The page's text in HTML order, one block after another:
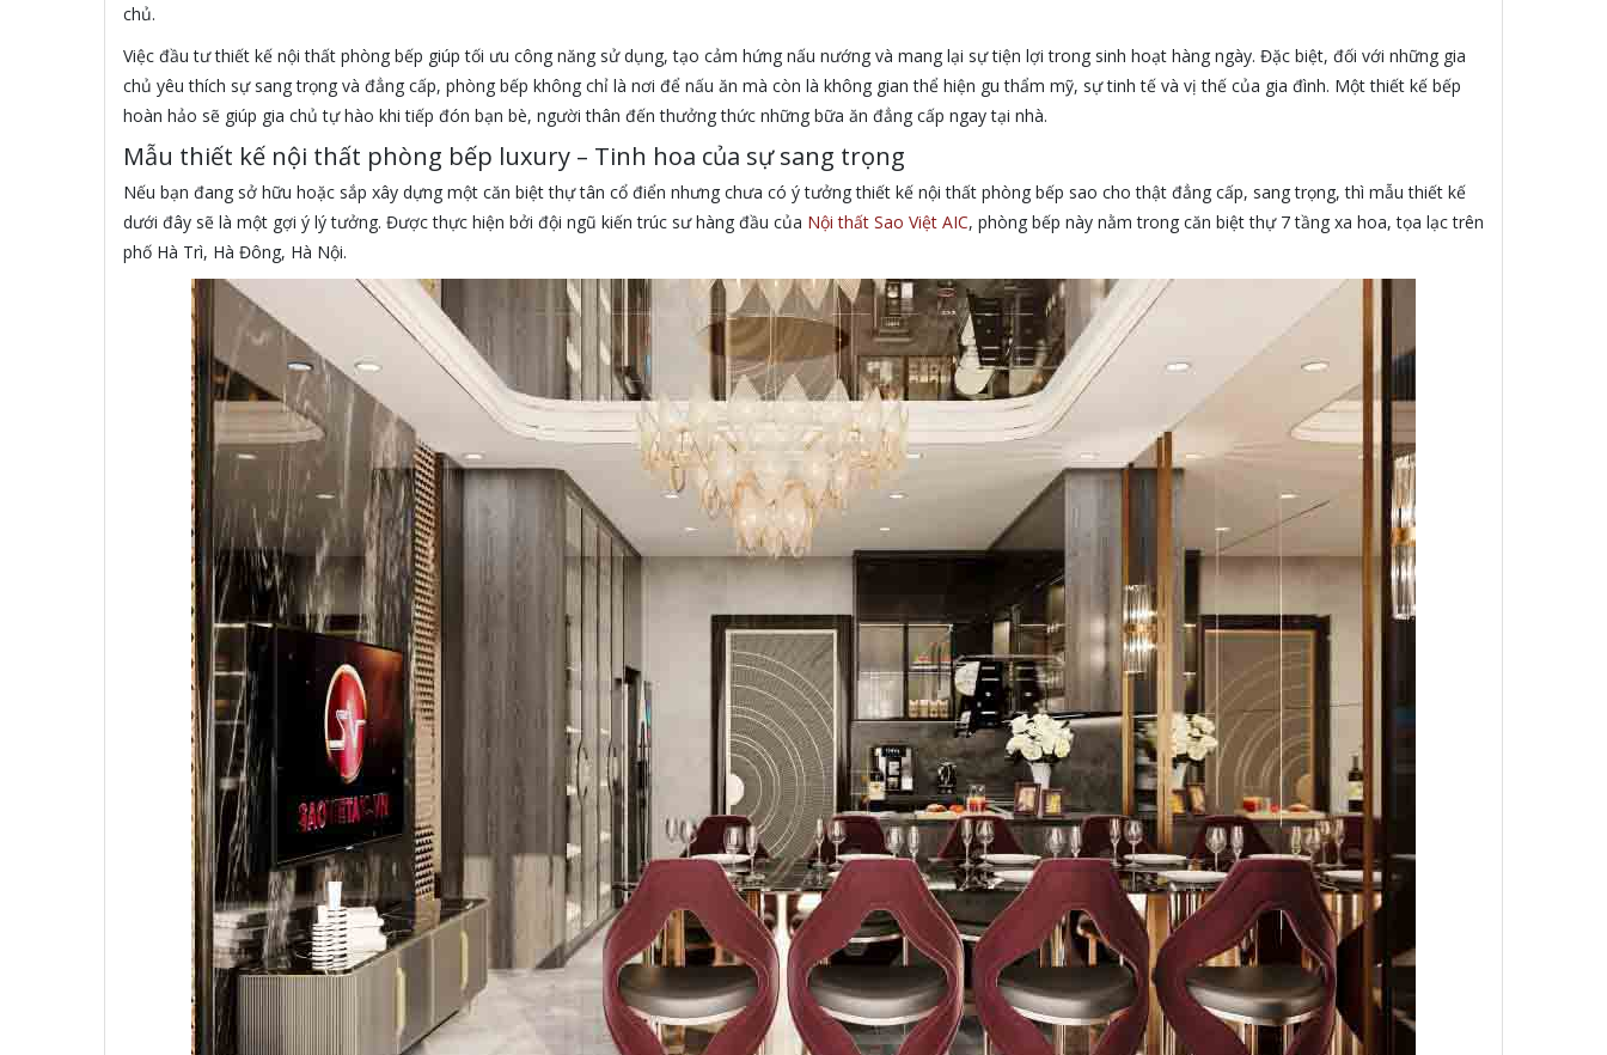
chủ.
Việc đầu tư thiết kế nội thất phòng bếp giúp tối ưu công năng sử dụng, tạo cảm hứng nấu nướng và mang lại sự tiện lợi trong sinh hoạt hàng ngày. Đặc biệt, đối với những gia
chủ yêu thích sự sang trọng và đẳng cấp, phòng bếp không chỉ là nơi để nấu ăn mà còn là không gian thể hiện gu thẩm mỹ, sự tinh tế và vị thế của gia đình. Một thiết kế bếp
hoàn hảo sẽ giúp gia chủ tự hào khi tiếp đón bạn bè, người thân đến thưởng thức những bữa ăn đẳng cấp ngay tại nhà.
Mẫu thiết kế nội thất phòng bếp luxury – Tinh hoa của sự sang trọng
Nếu bạn đang sở hữu hoặc sắp xây dựng một căn biệt thự tân cổ điển nhưng chưa có ý tưởng thiết kế nội thất phòng bếp sao cho thật đẳng cấp, sang trọng, thì mẫu thiết kế
dưới đây sẽ là một gợi ý lý tưởng. Được thực hiện bởi đội ngũ kiến trúc sư hàng đầu của Nội thất Sao Việt AIC, phòng bếp này nằm trong căn biệt thự 7 tầng xa hoa, tọa lạc trên
phố Hà Trì, Hà Đông, Hà Nội.